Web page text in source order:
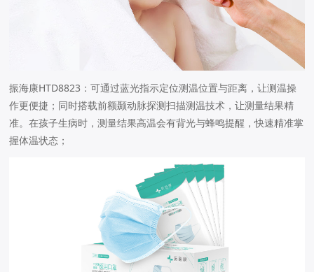
振海康HTD8823：可通过蓝光指示定位测温位置与距离，让测温操
作更便捷；同时搭载前额颞动脉探测扫描测温技术，让测量结果精
准。在孩子生病时，测量结果高温会有背光与蜂鸣提醒，快速精准掌
握体温状态；